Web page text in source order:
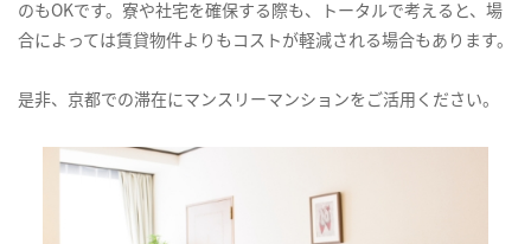
のもOKです。寮や社宅を確保する際も、トータルで考えると、場
合によっては賃貸物件よりもコストが軽減される場合もあります。
是非、京都での滞在にマンスリーマンションをご活用ください。